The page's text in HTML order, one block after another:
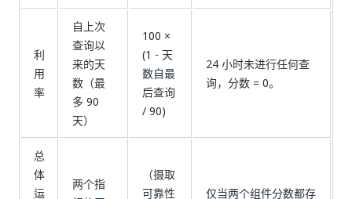
利
用
率
自上次
查询以
来的天
数（最
多 90
天）
100 ×
(1 - 天
数自最
后查询
/ 90)
24 小时未进行任何查
询，分数 = 0。
总
体
运
两个指
（摄取
可靠性
仅当两个组件分数都存